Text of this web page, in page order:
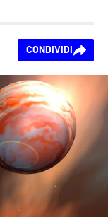
CONDIVIDI